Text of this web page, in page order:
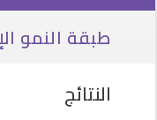
طبقة النمو
النتائج